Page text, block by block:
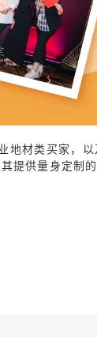
地材类买家 ，以
其提供量身定制